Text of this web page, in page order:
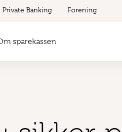
Private Banking Forening
sparekassen